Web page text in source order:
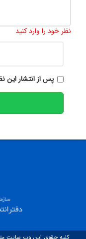
نظر خود را وارد کنید
پس از انتشار این